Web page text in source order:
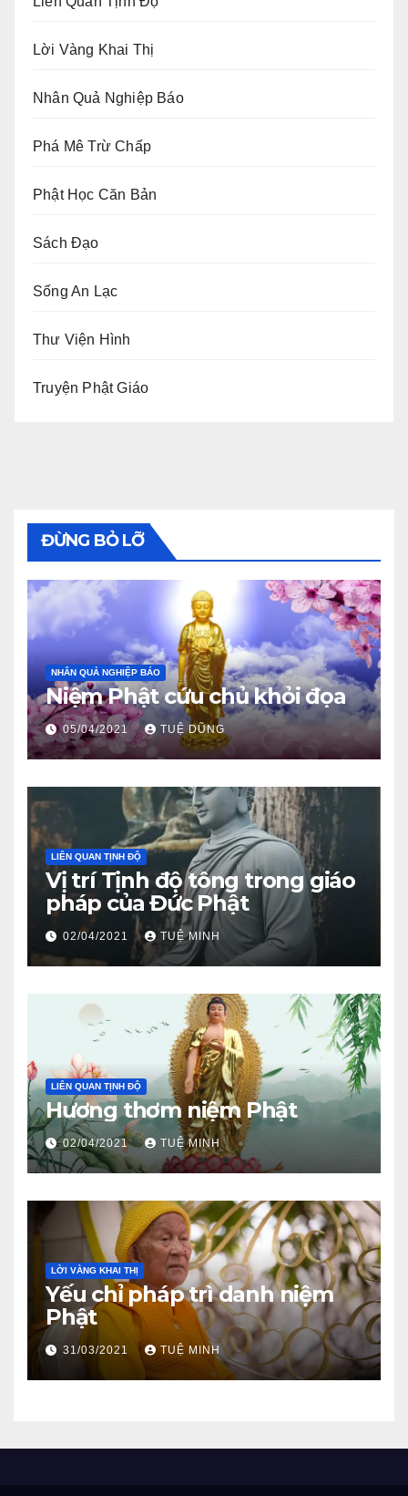
Lời Vàng Khai Thị
Nhân Quả Nghiệp Báo
Phá Mê Trừ Chấp
Phật Học Căn Bản
Sách Đạo
Sống An Lạc
Thư Viện Hình
Truyện Phật Giáo
ĐỪNG BỎ LỠ
NHÂN QUẢ NGHIỆP BÁO
Niệm Phật cứu chủ khỏi đọa
05/04/2021 TUỆ DŨNG
LIÊN QUAN TỊNH ĐỘ
Vị trí Tịnh độ tông trong giáo
pháp của Đức Phật
02/04/2021 TUỆ MINH
LIÊN QUAN TỊNH ĐỘ
Hương thơm niệm Phật
02/04/2021 TUỆ MINH
LỜI VÀNG KHAI THỊ
Yếu chỉ pháp trì danh niệm
Phật
31/03/2021 TUỆ MINH